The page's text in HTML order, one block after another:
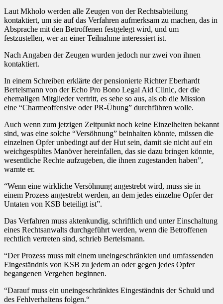
Laut Mkholo werden alle Zeugen von der Rechtsabteilung
kontaktiert, um sie auf das Verfahren aufmerksam zu machen, das in
Absprache mit den Betroffenen festgelegt wird, und um
festzustellen, wer an einer Teilnahme interessiert ist.
Nach Angaben der Zeugen wurden jedoch nur zwei von ihnen
kontaktiert.
In einem Schreiben erklärte der pensionierte Richter Eberhardt
Bertelsmann von der Echo Pro Bono Legal Aid Clinic, der die
ehemaligen Mitglieder vertritt, es sehe so aus, als ob die Mission
eine “Charmeoffensive oder PR-Übung” durchführen wolle.
Auch wenn zum jetzigen Zeitpunkt noch keine Einzelheiten bekannt
sind, was eine solche “Versöhnung” beinhalten könnte, müssen die
einzelnen Opfer unbedingt auf der Hut sein, damit sie nicht auf ein
weichgespültes Manöver hereinfallen, das sie dazu bringen könnte,
wesentliche Rechte aufzugeben, die ihnen zugestanden haben”,
warnte er.
“Wenn eine wirkliche Versöhnung angestrebt wird, muss sie in
einem Prozess angestrebt werden, an dem jedes einzelne Opfer der
Untaten von KSB beteiligt ist”.
Das Verfahren muss aktenkundig, schriftlich und unter Einschaltung
eines Rechtsanwalts durchgeführt werden, wenn die Betroffenen
rechtlich vertreten sind, schrieb Bertelsmann.
“Der Prozess muss mit einem uneingeschränkten und umfassenden
Eingeständnis von KSB zu jedem an oder gegen jedes Opfer
begangenen Vergehen beginnen.
“Darauf muss ein uneingeschränktes Eingeständnis der Schuld und
des Fehlverhaltens folgen.“